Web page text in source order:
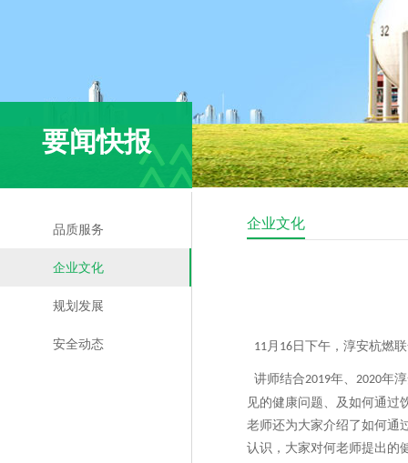
品质服务
企业文化
规划发展
安全动态
要闻快报
企业文化
11月 16 日下午，淳安杭燃
讲师结合2019年、 2020年
见的健康问题、及如何通过
老师还为大家介绍了如何通
认识，大家对何老师提出的